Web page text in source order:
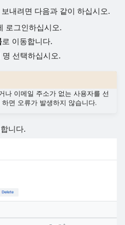
내려면 다음과 같이 하십시오.
로그인하십시오.
로 이동합니다.
선택하십시오.
나 이메일 주소가 없는 사용자를 선
면 오류가 발생하지 않습니다.
니다.